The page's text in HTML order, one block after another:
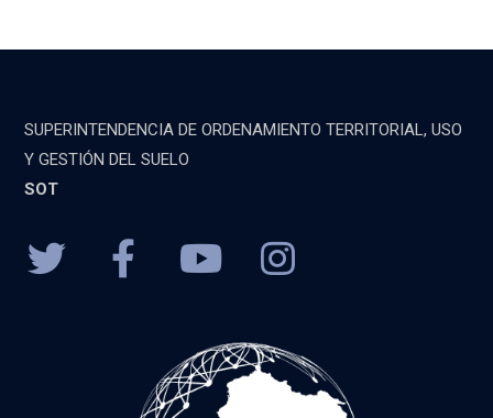
SUPERINTENDENCIA DE ORDENAMIENTO TERRITORIAL, USO
Y GESTIÓN DEL SUELO
SOT